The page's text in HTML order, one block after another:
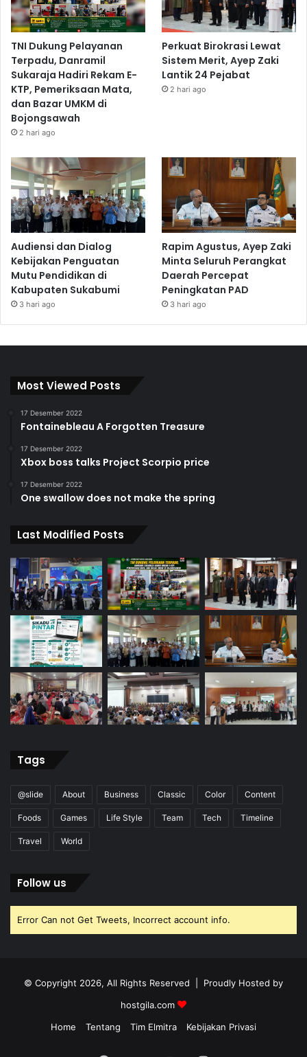
TNI Dukung Pelayanan
Terpadu, Danramil
Sukaraja Hadiri Rekam E-
KTP, Pemeriksaan Mata,
dan Bazar UMKM di
Bojongsawah
2 hari ago
Perkuat Birokrasi Lewat
Sistem Merit, Ayep Zaki
Lantik 24 Pejabat
2 hari ago
Audiensi dan Dialog
Kebijakan Penguatan
Mutu Pendidikan di
Kabupaten Sukabumi
3 hari ago
Rapim Agustus, Ayep Zaki
Minta Seluruh Perangkat
Daerah Percepat
Peningkatan PAD
3 hari ago
Most Viewed Posts
17 Desember 2022
Fontainebleau A Forgotten Treasure
17 Desember 2022
Xbox boss talks Project Scorpio price
17 Desember 2022
One swallow does not make the spring
Last Modified Posts
Tags
@slide About Business Classic Color Content
Foods Games Life Style Team Tech Timeline
Travel World
Follow us
Error Can not Get Tweets, Incorrect account info.
© Copyright 2026, All Rights Reserved | Proudly Hosted by
hostgila.com
Home
Tentang Tim Elmitra Kebijakan Privasi